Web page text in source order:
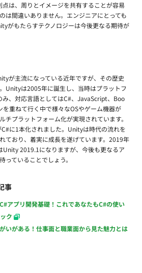
は、周りとイメージを共有することが容易
は間違いありません。エンジニアにとっても
がもたらすテクノロジーは今後更なる期待が
が主流になっている近年ですが、その歴史
Unityは2005年に誕生し、当時はプラットフ
み、対応言語としてはC#、JavaScript、Boo
重ねて行く中で様々なOSやゲーム機器が
チプラットフォーム化が実現されています。
に1本化されました。Unityは時代の流れを
ており、着実に成長を遂げています。2019年
Unity 2019.1になりますが、今後も更なるア
っていることでしょう。
事
アプリ開発基礎！これであなたもC#の使い
ク
いがある！仕事面と職業面から見た魅力とは